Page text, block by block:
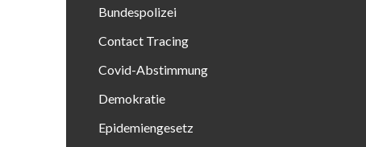
Bundespolizei
Contact Tracing
Covid-Abstimmung
Demokratie
Epidemiengesetz